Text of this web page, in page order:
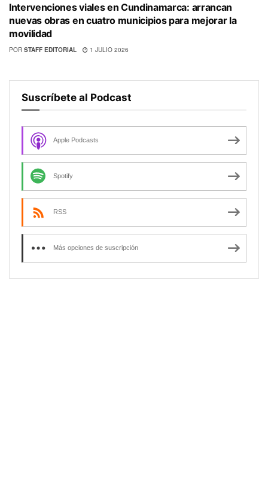
Intervenciones viales en Cundinamarca: arrancan
nuevas obras en cuatro municipios para mejorar la
movilidad
POR STAFF EDITORIAL 1 JULIO 2026
Suscríbete al Podcast
Apple Podcasts
Spotify
RSS
Más opciones de suscripción